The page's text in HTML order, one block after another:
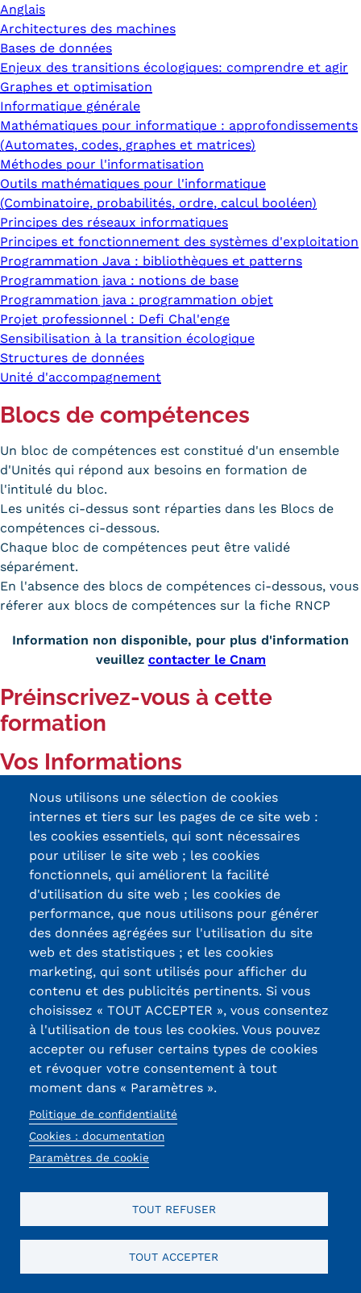
Anglais
Architectures des machines
Bases de données
Enjeux des transitions écologiques: comprendre et agir
Graphes et optimisation
Informatique générale
Mathématiques pour informatique : approfondissements
(Automates, codes, graphes et matrices)
Méthodes pour l'informatisation
Outils mathématiques pour l'informatique
(Combinatoire, probabilités, ordre, calcul booléen)
Principes des réseaux informatiques
Principes et fonctionnement des systèmes d'exploitation
Programmation Java : bibliothèques et patterns
Programmation java : notions de base
Programmation java : programmation objet
Projet professionnel : Defi Chal'enge
Sensibilisation à la transition écologique
Structures de données
Unité d'accompagnement
Blocs de compétences
Un bloc de compétences est constitué d'un ensemble
d'Unités qui répond aux besoins en formation de
l'intitulé du bloc.
Les unités ci-dessus sont réparties dans les Blocs de
compétences ci-dessous.
Chaque bloc de compétences peut être validé
séparément.
En l'absence des blocs de compétences ci-dessous, vous
réferer aux blocs de compétences sur la fiche RNCP
Information non disponible, pour plus d'information
veuillez contacter le Cnam
Préinscrivez-vous à cette
formation
Vos Informations
Prénom
Homme
Femme
Non spécifié
Autre...
Information de Contact
Contact
Courriel
Téléphone
Adresse
Addresse (suite)
Nous utilisons une sélection de cookies
internes et tiers sur les pages de ce site web :
les cookies essentiels, qui sont nécessaires
pour utiliser le site web ; les cookies
fonctionnels, qui améliorent la facilité
d'utilisation du site web ; les cookies de
performance, que nous utilisons pour générer
des données agrégées sur l'utilisation du site
web et des statistiques ; et les cookies
marketing, qui sont utilisés pour afficher du
contenu et des publicités pertinents. Si vous
choisissez « TOUT ACCEPTER », vous consentez
à l'utilisation de tous les cookies. Vous pouvez
accepter ou refuser certains types de cookies
et révoquer votre consentement à tout
moment dans « Paramètres ».
Politique de confidentialité
Cookies : documentation
Paramètres de cookie
TOUT REFUSER
TOUT ACCEPTER